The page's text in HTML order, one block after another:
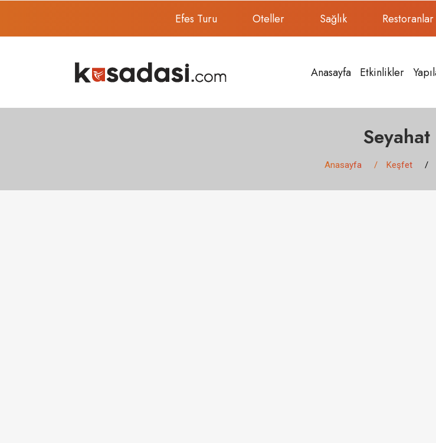
Efes Turu Oteller Sağlık Restoranlar
Anasayfa Etkinlikler
Seyahat
Anasayfa Keşfet